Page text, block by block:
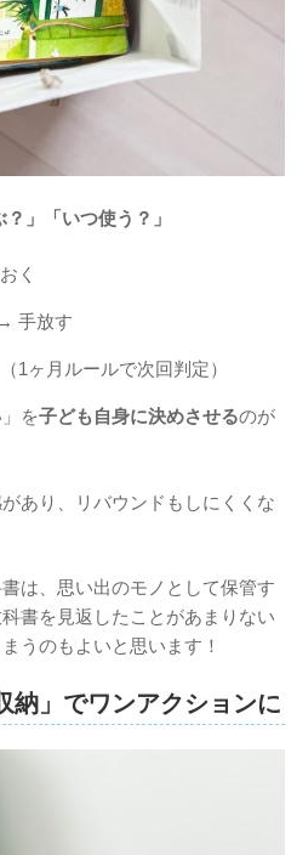
？」「いつ使う？」
く
→ 手放す
1ヶ月ルールで次回判定）
を子ども自身に決めさせるのが
あり、リバウンドもしにくくな
は、思い出のモノとして保管す
書を見返したことがあまりない
うのもよいと思います！
納」でワンアクションに